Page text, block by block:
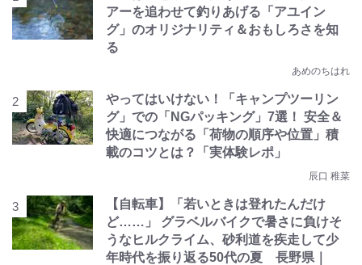
アーを追わせて釣りあげる「アユイン
グ」のオリジナリティ＆おもしろさを知
る
あめのちはれ
やってはいけない！「キャンプツーリン
グ」での「NGパッキング」7選！ 安全＆
快適につながる「荷物の順序や位置」積
載のコツとは？「実体験レポ」
辰口 稚菜
【自転車】「若いときは登れたんだけ
ど……」 グラベルバイクで暑さに負けそ
うなヒルクライム、砂利道を疾走して少
年時代を振り返る50代の夏 長野県｜